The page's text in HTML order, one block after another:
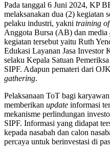
Pada tanggal 6 Juni 2024, KP
melaksanakan dua (2) kegiatan
pelaku industri, yakni training
Anggota Bursa (AB) dan media
kegiatan tersebut yaitu Ruth
Edukasi Layanan Jasa Investor
selaku Kepala Satuan
SIPF. Adapun pemateri dari
gathering.
Pelaksanaan ToT bagi
memberikan update informasi
mekanisme perlindungan
SIPF. Informasi yang didapat
kepada nasabah dan calon
percaya untuk berinvestasi di